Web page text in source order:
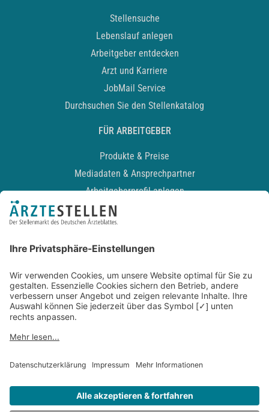
Stellensuche
Lebenslauf anlegen
Arbeitgeber entdecken
Arzt und Karriere
JobMail Service
Durchsuchen Sie den Stellenkatalog
FÜR ARBEITGEBER
Produkte & Preise
Mediadaten & Ansprechpartner
Arbeitgeberprofil anlegen
Recruiting-Podcast
Kontakt
Datenschutz
Newsletter